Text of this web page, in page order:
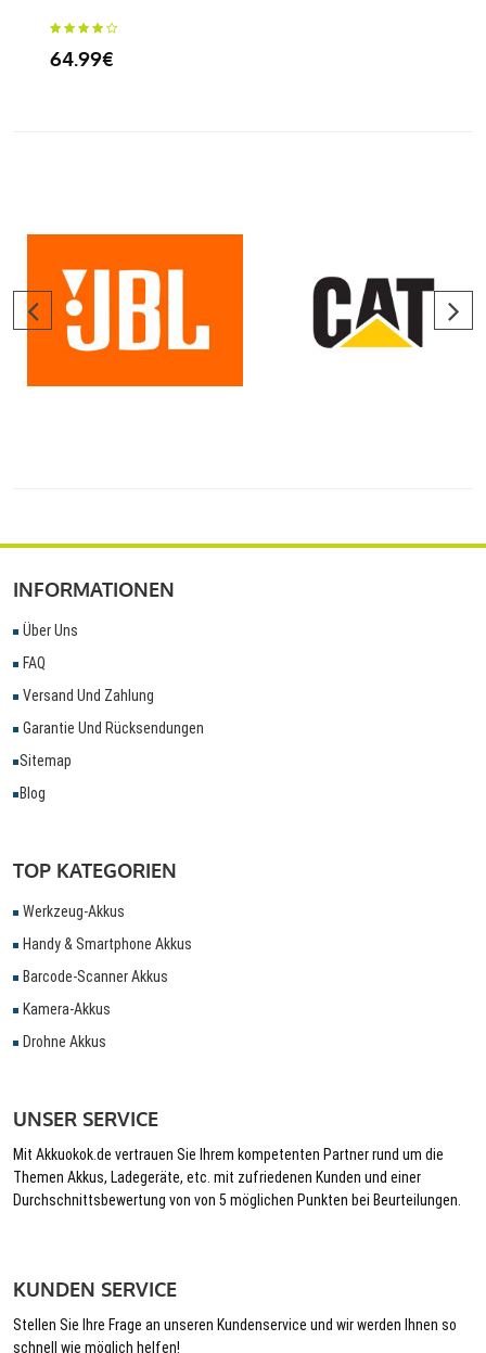
64.99€
INFORMATIONEN
Über Uns
FAQ
Versand Und Zahlung
Garantie Und Rücksendungen
Sitemap
Blog
TOP KATEGORIEN
Werkzeug-Akkus
Handy & Smartphone Akkus
Barcode-Scanner Akkus
Kamera-Akkus
Drohne Akkus
UNSER SERVICE
Mit Akkuokok.de vertrauen Sie Ihrem kompetenten Partner rund um die
Themen Akkus, Ladegeräte, etc. mit zufriedenen Kunden und einer
Durchschnittsbewertung von von 5 möglichen Punkten bei Beurteilungen.
KUNDEN SERVICE
Stellen Sie Ihre Frage an unseren Kundenservice und wir werden Ihnen so
schnell wie möglich helfen!